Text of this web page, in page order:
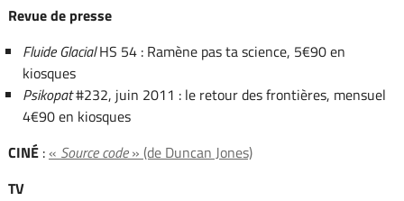
Revue de presse
Fluide GlacialHS 54 : Ramène pas ta science, 5€90 en
kiosques
Psikopat#232, juin 2011 : le retour des frontières, mensuel
4€90 en kiosques
CINÉ:« Source code» (de Duncan Jones)
TV